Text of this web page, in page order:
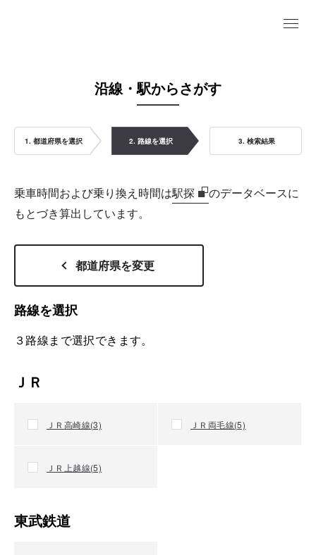
沿線・駅からさがす
1. 都道府県を選択 2. 路線を選択 3. 検索結果
乗車時間および乗り換え時間は駅探
のデータベースに
もとづき算出しています。
都道府県を変更
路線を選択
３路線まで選択できます。
ＪＲ
ＪＲ高崎線(3) ＪＲ両毛線(5)
ＪＲ上越線(5)
東武鉄道